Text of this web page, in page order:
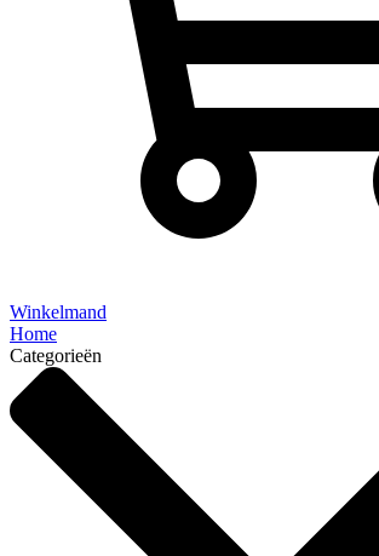
Winkelmand
Home
Categorieën